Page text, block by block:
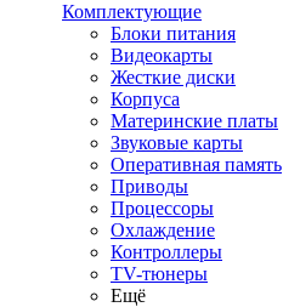
Комплектующие
Блоки питания
Видеокарты
Жесткие диски
Корпуса
Материнские платы
Звуковые карты
Оперативная память
Приводы
Процессоры
Охлаждение
Контроллеры
TV-тюнеры
Ещё